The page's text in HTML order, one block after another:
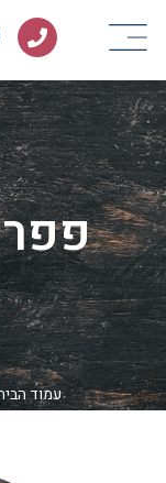
עמוד